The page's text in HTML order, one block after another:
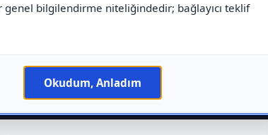
genel bilgilendirme niteliğindedir; bağlayıcı teklif
Okudum, Anladım